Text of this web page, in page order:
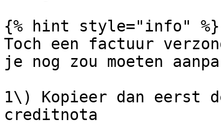
{% hint style="info" %}
Toch een factuur
je nog zou moeten
1\) Kopieer dan eerst
creditnota